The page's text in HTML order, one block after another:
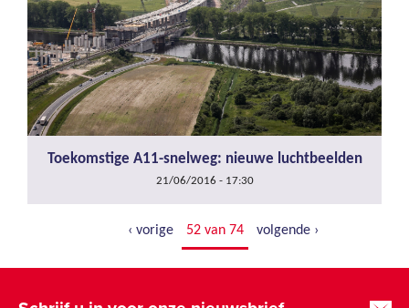
Toekomstige A11-snelweg: nieuwe luchtbeelden
21/06/2016 - 17:30
‹ vorige 52 van 74 volgende ›